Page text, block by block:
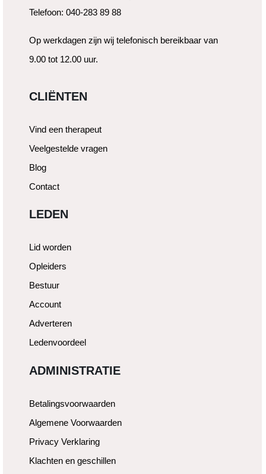
Telefoon: 040-283 89 88
Op werkdagen zijn wij telefonisch bereikbaar van
9.00 tot 12.00 uur.
CLIËNTEN
Vind een therapeut
Veelgestelde vragen
Blog
Contact
LEDEN
Lid worden
Opleiders
Bestuur
Account
Adverteren
Ledenvoordeel
ADMINISTRATIE
Betalingsvoorwaarden
Algemene Voorwaarden
Privacy Verklaring
Klachten en geschillen